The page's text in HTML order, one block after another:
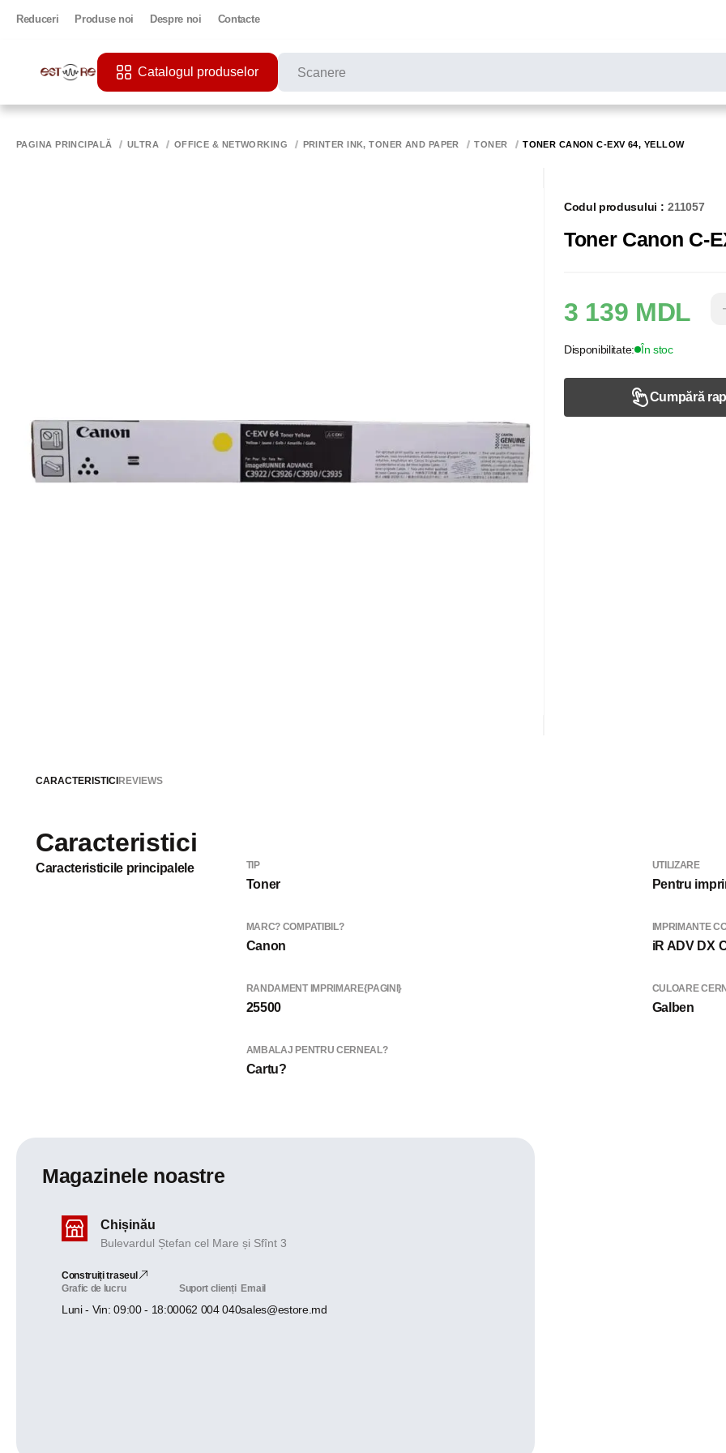
Reduceri Produse noi Despre noi Contacte
Catalogul produselor
PAGINA PRINCIPALĂ ULTRA OFFICE & NETWORKING PRINTER INK, TONER AND PAPER TONER TONER CANON C-EXV 64, YELLOW
Codul produsului : 211057
Toner Canon C-
3 139 MDL
Disponibilitate: În stoc
Cumpără
CARACTERISTICI REVIEWS
Caracteristici
Caracteristicile principalele TIP
Toner
UTILIZARE
Pentru
MARC? COMPATIBIL?
Canon
IMPRIMANTE
iR ADV DX
RANDAMENT IMPRIMARE{PAGINI}
25500
CULOARE
Galben
AMBALAJ PENTRU CERNEAL?
Cartu?
Magazinele noastre
Chișinău
Bulevardul Ștefan cel Mare și Sfînt 3
Construiți traseul
Grafic de lucru
Luni - Vin: 09:00 - 18:00
Suport clienți
062 004 040
Email
sales@estore.md